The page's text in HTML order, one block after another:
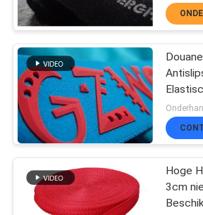
NIEUWS
ALLE
GEVALLEN
VR
SHOW
van de
Jasje
Hoge
3cm